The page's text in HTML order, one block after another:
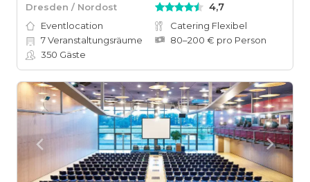
Dresden / Nordost 4,7
Eventlocation
Catering Flexibel
7Veranstaltungsräume
80–200 € pro Person
350 Gäste